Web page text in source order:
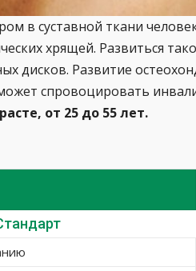
в суставной ткани
хрящей. Развиться
дисков. Развитие
спровоцировать
от 25 до 55 лет.